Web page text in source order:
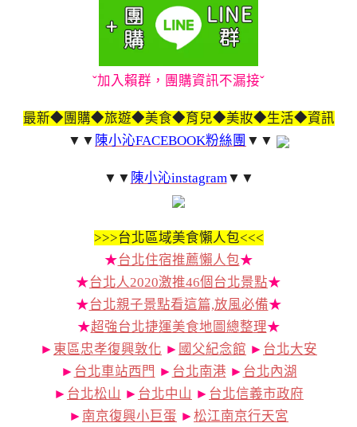
ˇ加入賴群，團購資訊不漏接ˇ
最新◆團購◆旅遊◆美食◆育兒◆美妝◆生活◆資訊
▼▼ 陳小沁FACEBOOK粉絲團 ▼▼
▼▼ 陳小沁instagram▼▼
>>>台北區域美食懶人包<<<
★台北住宿推薦懶人包★
★台北人2020激推46個台北景點★
★台北親子景點看這篇,放風必備★
★超強台北捷運美食地圖總整理★
► 東區忠孝復興敦化 ► 國父紀念館 ► 台北大安
► 台北車站西門 ► 台北南港 ► 台北內湖
► 台北松山 ► 台北中山 ► 台北信義市政府
► 南京復興小巨蛋 ► 松江南京行天宮